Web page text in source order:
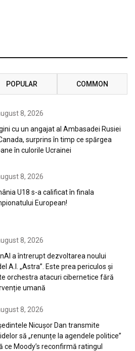
POPULAR COMMON
8, 2026
cu un angajat al Ambasadei Rusiei
surprins în timp ce spărgea
în culorile Ucrainei
8, 2026
U18 s-a calificat în finala
European!
8, 2026
a întrerupt dezvoltarea noului
A.I. „Astra”. Este prea periculos și
orchestra atacuri cibernetice fără
umană
8, 2026
Nicușor Dan transmite
să „renunțe la agendele politice”
ce Moody’s reconfirmă ratingul